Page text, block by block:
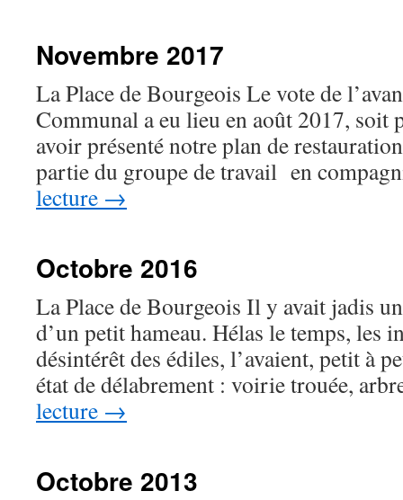
Novembre 2017
La Place de Bourgeois Le vote de
Communal a eu lieu en août 2017, soit
avoir présenté notre plan de
partie du groupe de travail en
lecture →
Octobre 2016
La Place de Bourgeois Il y avait jadis
d’un petit hameau. Hélas le temps, les
désintérêt des édiles, l’avaient, petit à
état de délabrement : voirie trouée,
lecture →
Octobre 2013